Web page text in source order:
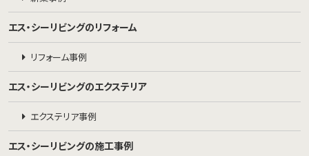
エス・シーリビングのリフォーム
リフォーム事例
エス・シーリビングのエクステリア
エクステリア事例
エス・シーリビングの施工事例